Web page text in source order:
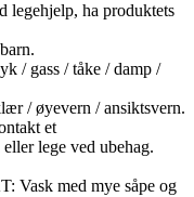
legehjelp, ha produktets
/ gass / tåke / damp /
/ øyevern / ansiktsvern.
et
lege ved ubehag.
Vask med mye såpe og